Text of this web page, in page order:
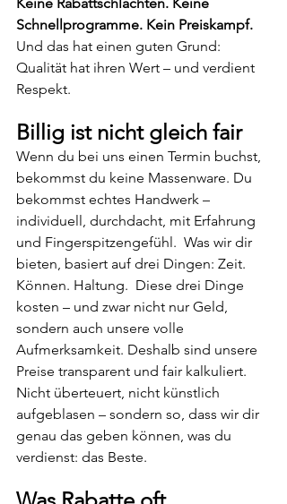
Schnellprogramme. Kein Preiskampf.
Und das hat einen guten Grund:
Qualität hat ihren Wert – und verdient
Respekt.
Billig ist nicht gleich fair
Wenn du bei uns einen Termin buchst,
bekommst du keine Massenware. Du
bekommst echtes Handwerk –
individuell, durchdacht, mit Erfahrung
und Fingerspitzengefühl.  Was wir dir
bieten, basiert auf drei Dingen: Zeit.
Können. Haltung.  Diese drei Dinge
kosten – und zwar nicht nur Geld,
sondern auch unsere volle
Aufmerksamkeit. Deshalb sind unsere
Preise transparent und fair kalkuliert.
Nicht überteuert, nicht künstlich
aufgeblasen – sondern so, dass wir dir
genau das geben können, was du
verdienst: das Beste.